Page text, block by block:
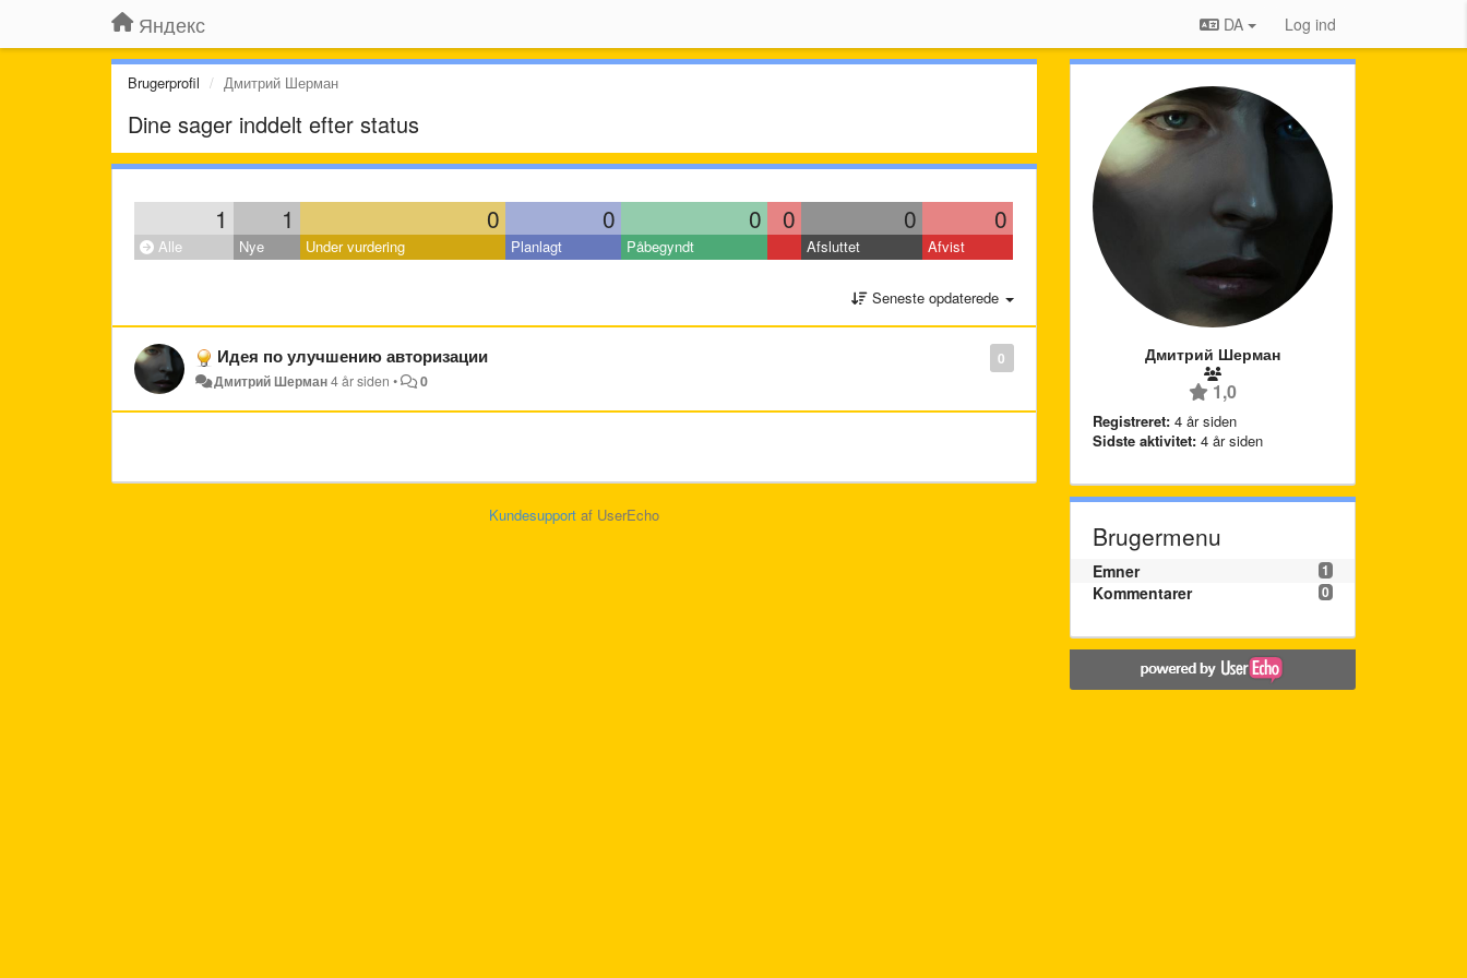
Яндекс DA Log ind
Brugerprofil Дмитрий Шерман
Dine sager inddelt efter status
1 1 0 0 0 0 0 0
Alle Nye Under vurdering Planlagt Påbegyndt Afsluttet Afvist
Seneste opdaterede
0
Идея по улучшению авторизации
Дмитрий Шерман4 år siden • 0
Kundesupportaf UserEcho
Дмитрий Шерман
1,0
Registreret: 4 år siden
Sidste aktivitet: 4 år siden
Brugermenu
1
Emner
0
Kommentarer